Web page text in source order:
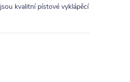
kvalitní pístové vyklápěcí